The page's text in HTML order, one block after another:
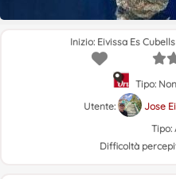
Inizio: Eivissa Es
Tipo:
Utente:
Jose
Tipo:
Difficoltà